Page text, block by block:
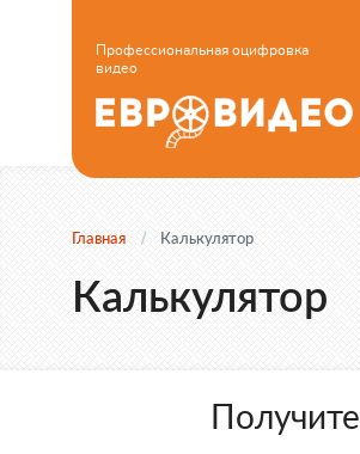
Профессиональная оцифровка
видео
Главная Калькулятор
Калькулятор
Получите